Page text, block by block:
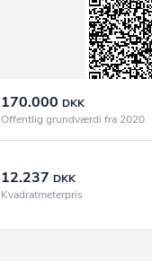
170.000 DKK
Offentlig grundværdi fra 2020
12.237 DKK
Kvadratmeterpris